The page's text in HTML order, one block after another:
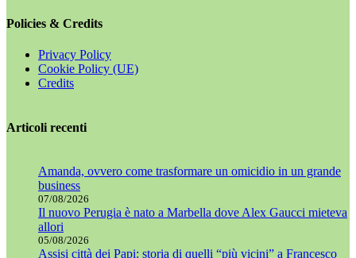
Policies & Credits
Privacy Policy
Cookie Policy (UE)
Credits
Articoli recenti
Amanda, ovvero come trasformare un omicidio in un grande
business
07/08/2026
Il nuovo Perugia è nato a Marbella dove Alex Gaucci mieteva
allori
05/08/2026
Assisi città dei Papi: storia di quelli “più vicini” a Francesco